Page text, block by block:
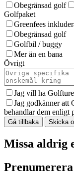
Obegränsad golf
Golfpaket
Greenfees
Obegränsad golf
Golfbil / buggy
Mer än en bana
Övrigt
Jag vill ha
Jag godkänner att
behandlar dem enligt
Gå tillbaka Skicka
Missa aldrig